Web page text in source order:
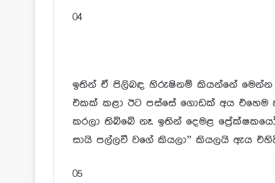
04
ඉතින් ඒ පිලිබඳ හිරුෂිනම් කියන්නේ මෙන්න
එකක් කළා ඊට පස්සේ ගොඩක් අය
කරලා තිබ්බේ නෑ. ඉතින් දෙමළ
සායි පල්ලවී වගේ කියලා” කියලයි ඇය
05